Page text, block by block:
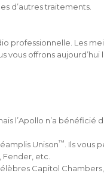
d’autres traitements.
professionnelle. Les
vous offrons
l’Apollo n’a bénéficié
Unison™
. Ils
Fender, etc.
Capitol